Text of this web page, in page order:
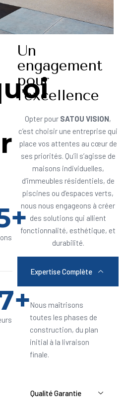
+
+
Un
engagement
pour
l'excellence
Opter pour SATOU VISION,
c’est choisir une entreprise qui
place vos attentes au cœur de
ses priorités. Qu’il s’agisse de
maisons individuelles,
d’immeubles résidentiels, de
piscines ou d’espaces verts,
nous nous engageons à créer
des solutions qui allient
fonctionnalité, esthétique, et
durabilité.
Expertise Complète
Nous maîtrisons
toutes les phases de
construction, du plan
initial à la livraison
finale.
Qualité Garantie